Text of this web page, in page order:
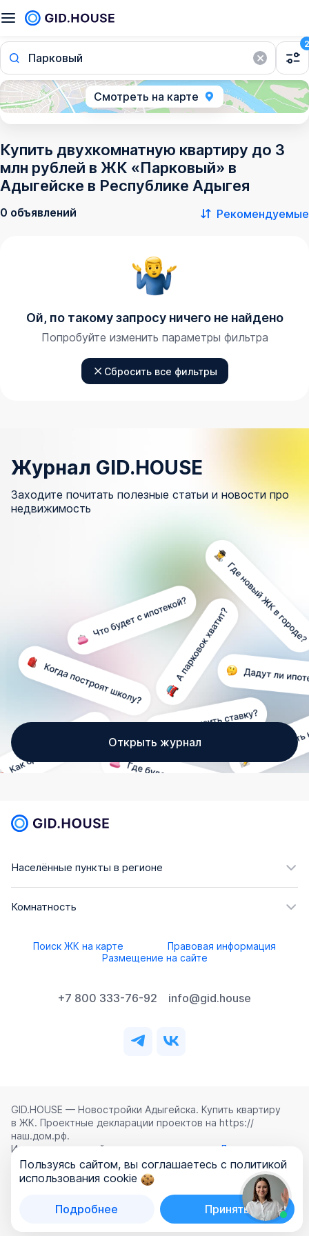
Парковый
2
Смотреть на карте
Купить двухкомнатную квартиру до 3
млн рублей в ЖК «Парковый» в
Адыгейске в Республике Адыгея
0 объявлений Рекомендуемые
Ой, по такому запросу ничего не найдено
Попробуйте изменить параметры фильтра
Сбросить все фильтры
Журнал GID.HOUSE
Заходите почитать полезные статьи и новости про
недвижимость
Открыть журнал
Населённые пункты в регионе
Комнатность
Поиск ЖК на карте
Правовая информация
Размещение на сайте
+7 800 333-76-92 info@gid.house
GID.HOUSE — Новостройки Адыгейска. Купить квартиру
в ЖК. Проектные декларации проектов на https://
наш.дом.рф.
Использование сайта означает согласие с
Лицензионным
соглашением ,Политикой конфиденциальностии
Политикой обработки персональных данных
ООО «ГИД.ХАУЗ»
Пользуясь сайтом, вы соглашаетесь с политикой
использования cookie
Подробнее Принять